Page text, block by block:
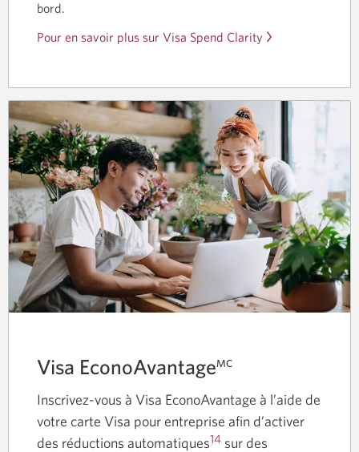
bord.
Pour en savoir plus sur Visa Spend Clarity
Visa EconoAvantageMC
Inscrivez-vous à Visa EconoAvantage à l’aide de
votre carte Visa pour entreprise afin d’activer
des réductions automatiques14 sur des